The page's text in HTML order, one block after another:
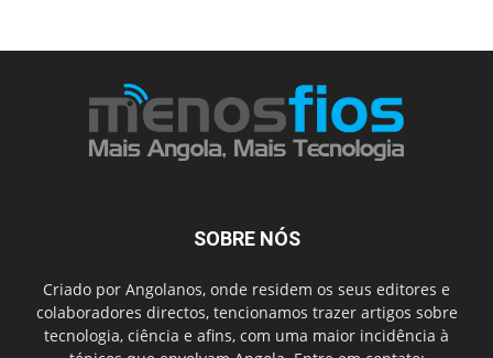
SOBRE NÓS
Criado por Angolanos, onde residem os seus editores e
colaboradores directos, tencionamos trazer artigos sobre
tecnologia, ciência e afins, com uma maior incidência à